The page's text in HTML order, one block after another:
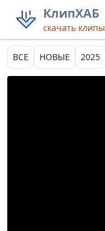
КлипХАБ
скачать клипы
ВСЕ НОВЫЕ 2025